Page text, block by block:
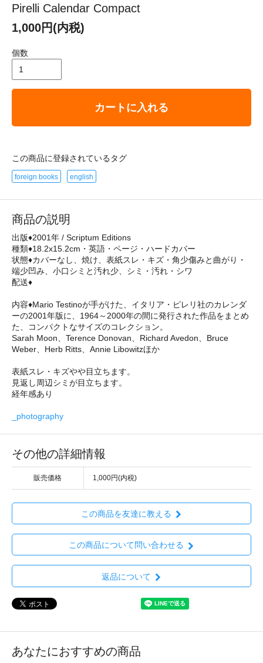
Pirelli Calendar Compact
1,000円(内税)
個数
カートに入れる
この商品に登録されているタグ
foreign books english
商品の説明
出版♦2001年 / Scriptum Editions
種類♦18.2x15.2cm・英語・ページ・ハードカバー
状態♦カバーなし、焼け、表紙スレ・キズ・角少傷みと曲がり・
端少凹み、小口シミと汚れ少、シミ・汚れ・シワ
配送♦
内容♦Mario Testinoが手がけた、イタリア・ピレリ社のカレンダ
ーの2001年版に、1964～2000年の間に発行された作品をまとめ
た、コンパクトなサイズのコレクション。
Sarah Moon、Terence Donovan、Richard Avedon、Bruce
Weber、Herb Ritts、Annie Libowitzほか
表紙スレ・キズやや目立ちます。
見返し周辺シミが目立ちます。
経年感あり
_photography
その他の詳細情報
販売価格 1,000円(内税)
この商品を友達に教える
この商品について問い合わせる
返品について
あなたにおすすめの商品